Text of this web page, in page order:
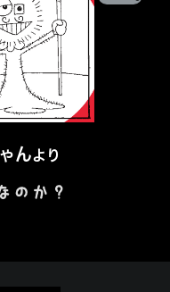
んより
のか？